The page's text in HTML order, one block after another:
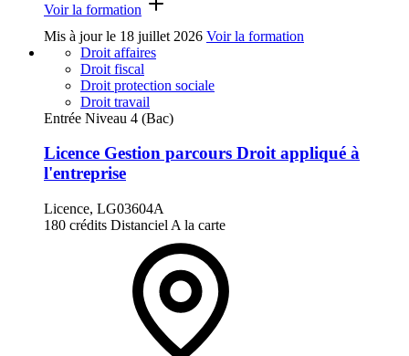
Voir la formation
Mis à jour le 18 juillet 2026 Voir la formation
Droit affaires
Droit fiscal
Droit protection sociale
Droit travail
Entrée Niveau 4 (Bac)
Licence Gestion parcours Droit appliqué à
l'entreprise
Licence, LG03604A
180 crédits Distanciel A la carte